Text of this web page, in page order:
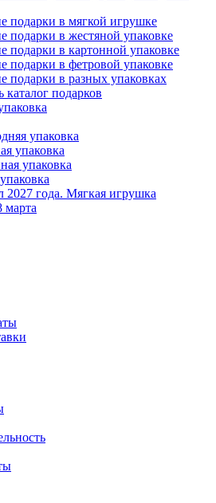
подарки в мягкой игрушке
подарки в жестяной упаковке
подарки в картонной упаковке
подарки в фетровой упаковке
подарки в разных упаковках
каталог подарков
упаковка
упаковка
упаковка
2027 года. Мягкая игрушка
марта